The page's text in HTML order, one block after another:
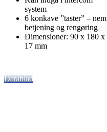
system
6 konkave ”taster” – nem
betjening og rengøring
Dimensioner: 90 x 180 x
17 mm
Datablad